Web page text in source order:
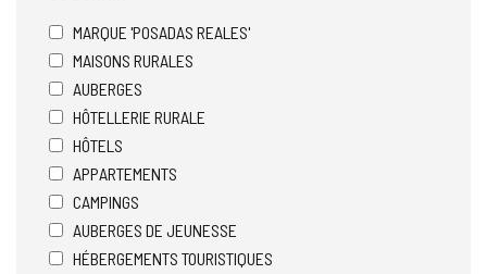
MARQUE 'POSADAS REALES'
MAISONS RURALES
AUBERGES
HÔTELLERIE RURALE
HÔTELS
APPARTEMENTS
CAMPINGS
AUBERGES DE JEUNESSE
HÉBERGEMENTS TOURISTIQUES